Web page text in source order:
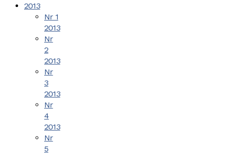
2013
Nr 1
2013
Nr
2
2013
Nr
3
2013
Nr
4
2013
Nr
5